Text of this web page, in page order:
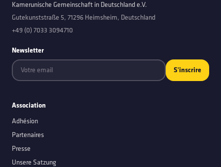
Kamerunische Gemeinschaft in Deutschland e.V.
Gutekunststraße 5, 71296 Heimsheim, Deutschland
+49 (0) 7033 3094710
Newsletter
S'inscrire
Association
Adhésion
Partenaires
Presse
Unsere Satzung